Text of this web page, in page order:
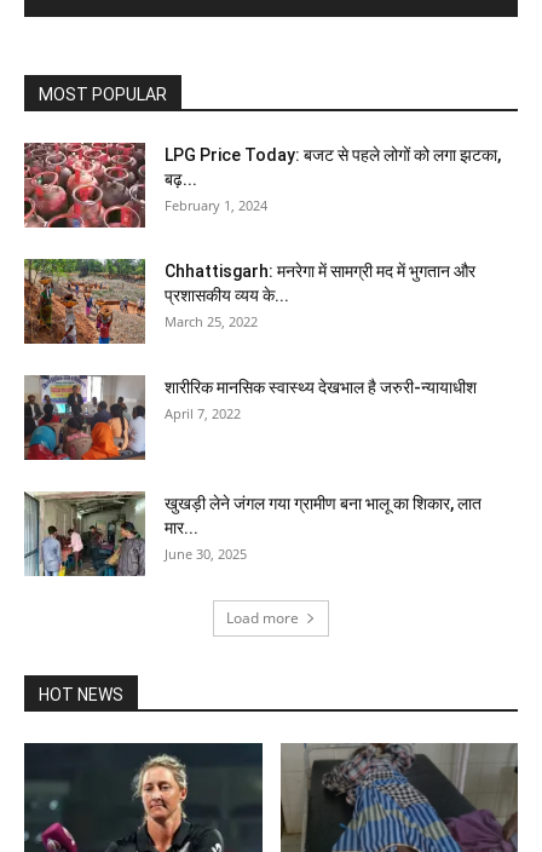
MOST POPULAR
LPG Price Today: बजट से पहले लोगों को लगा झटका,
बढ़...
February 1, 2024
Chhattisgarh: मनरेगा में सामग्री मद में भुगतान और
प्रशासकीय व्यय के...
March 25, 2022
शारीरिक मानसिक स्वास्थ्य देखभाल है जरुरी-न्यायाधीश
April 7, 2022
खुखड़ी लेने जंगल गया ग्रामीण बना भालू का शिकार, लात
मार...
June 30, 2025
Load more
HOT NEWS